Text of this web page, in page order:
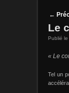
Post
←
Le
Publié le
« Le
Tel un